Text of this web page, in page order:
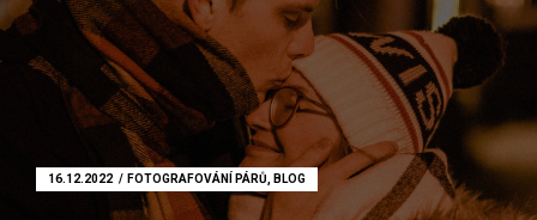
16.12.2022 FOTOGRAFOVÁNÍ PÁRŮ BLOG